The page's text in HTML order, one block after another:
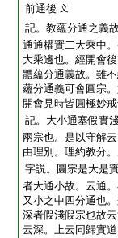
前通後 文
記。教蘊分通之義
通通權實二大乘中
大乘邊也。經開會
體蘊分通義故。雖
蘊分通義可會圓宗
開會見時皆圓極妙
記。大小通塞假實
兩宗也。是以守解
由理別。理約教分
字説。圓宗是大是
者大通小故。云通
又小之中四分通也
深者假淺假宗也故
云深。上云同歸實